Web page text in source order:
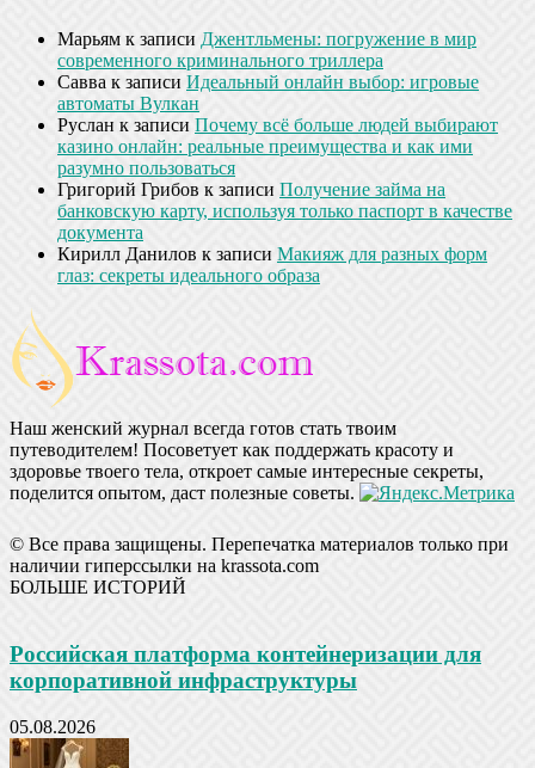
Марьям к записи Джентльмены: погружение в мир
современного криминального триллера
Савва к записи Идеальный онлайн выбор: игровые
автоматы Вулкан
Руслан к записи Почему всё больше людей выбирают
казино онлайн: реальные преимущества и как ими
разумно пользоваться
Григорий Грибов к записи Получение займа на
банковскую карту, используя только паспорт в качестве
документа
Кирилл Данилов к записи Макияж для разных форм
глаз: секреты идеального образа
Наш женский журнал всегда готов стать твоим
путеводителем! Посоветует как поддержать красоту и
здоровье твоего тела, откроет самые интересные секреты,
поделится опытом, даст полезные советы.
© Все права защищены. Перепечатка материалов только при
наличии гиперссылки на krassota.com
БОЛЬШЕ ИСТОРИЙ
Российская платформа контейнеризации для
корпоративной инфраструктуры
05.08.2026